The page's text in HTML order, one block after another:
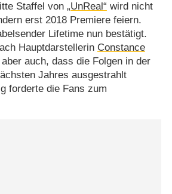
Staffel von „UnReal“ wird nicht
erst 2018 Premiere feiern.
Lifetime nun bestätigt.
Hauptdarstellerin Constance
auch, dass die Folgen in der
Jahres ausgestrahlt
forderte die Fans zum